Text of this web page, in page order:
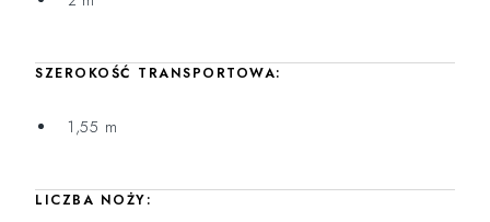
SZEROKOŚĆ TRANSPORTOWA:
1,55 m
LICZBA NOŻY: